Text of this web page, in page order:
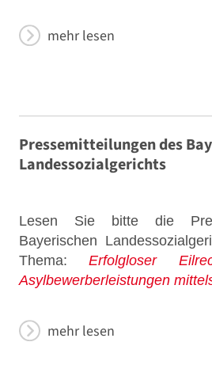
mehr lesen
Pressemitteilungen des
Landessozialgerichts
Lesen Sie bitte die
Bayerischen
Thema:Erfolgloser
Asylbewerberleistungen
mehr lesen